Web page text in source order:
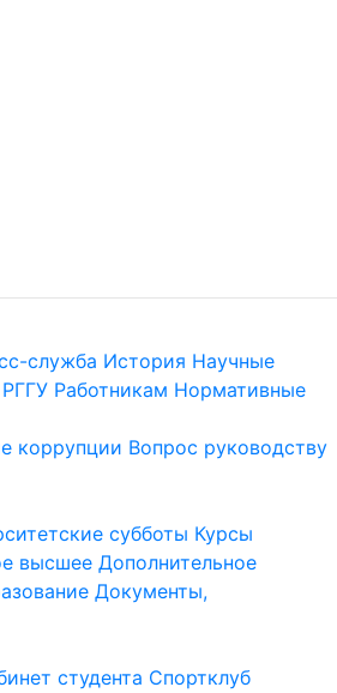
служба История Научные
Работникам Нормативные
коррупции Вопрос руководству
субботы Курсы
высшее Дополнительное
Документы,
студента Спортклуб